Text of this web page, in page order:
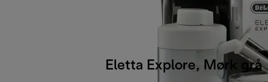
Eletta Explore, Mørk grå